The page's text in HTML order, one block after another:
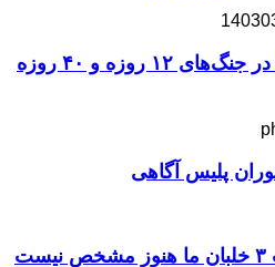
۲ عامل مهم صهیونیست‌ها در جنگ‌های ۱۲ روزه و ۴۰ روزه
پلیس آگاهی